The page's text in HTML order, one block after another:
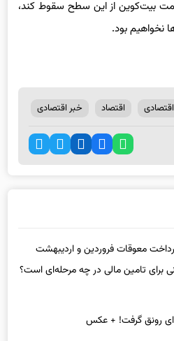
بیت‌کوین از این سطح سقوط کند،
نخواهیم بود.
اقتصادی اقتصاد خبر اقتصادی
معوقات فروردین و اردیبهشت
برای تامین مالی در چه مرحله‌ای است؟
رونق گرفت! + عکس